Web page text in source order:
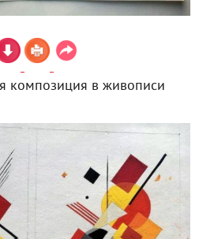
композиция в живописи